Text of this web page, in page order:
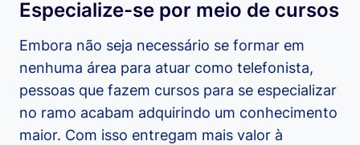
Especialize-se por meio de cursos
Embora não seja necessário se formar em
nenhuma área para atuar como telefonista,
pessoas que fazem cursos para se especializar
no ramo acabam adquirindo um conhecimento
maior. Com isso entregam mais valor à